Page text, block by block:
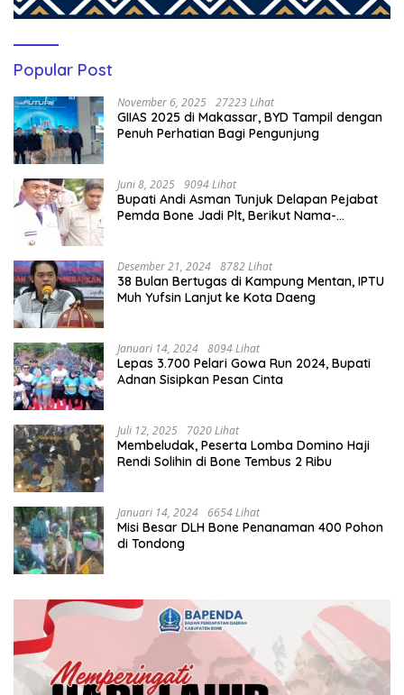
Popular Post
November 6, 2025 27223 Lihat
GIIAS 2025 di Makassar, BYD Tampil dengan
Penuh Perhatian Bagi Pengunjung
Juni 8, 2025 9094 Lihat
Bupati Andi Asman Tunjuk Delapan Pejabat
Pemda Bone Jadi Plt, Berikut Nama-
Desember 21, 2024 8782 Lihat
38 Bulan Bertugas di Kampung Mentan, IPTU
Muh Yufsin Lanjut ke Kota Daeng
Januari 14, 2024 8094 Lihat
Lepas 3.700 Pelari Gowa Run 2024, Bupati
Adnan Sisipkan Pesan Cinta
Juli 12, 2025 7020 Lihat
Membeludak, Peserta Lomba Domino Haji
Rendi Solihin di Bone Tembus 2 Ribu
Januari 14, 2024 6654 Lihat
Misi Besar DLH Bone Penanaman 400 Pohon
di Tondong